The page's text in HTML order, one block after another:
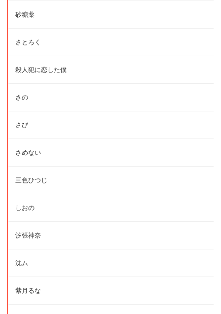
砂糖薬
さとろく
殺人犯に恋した僕
さの
さび
さめない
三色ひつじ
しおの
汐張神奈
沈ム
紫月るな